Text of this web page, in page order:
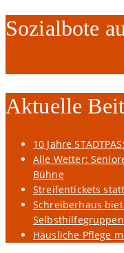
Sozialbote
Aktuelle
10 Jahre
Alle Wetter:
Bühne
Streifentickets
Schreiberhaus
Selbsthilfegruppen
Häusliche Pflege